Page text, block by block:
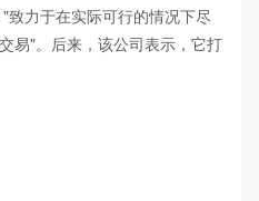
力于在实际可行的情况下尽
易"。后来，该公司表示，它打